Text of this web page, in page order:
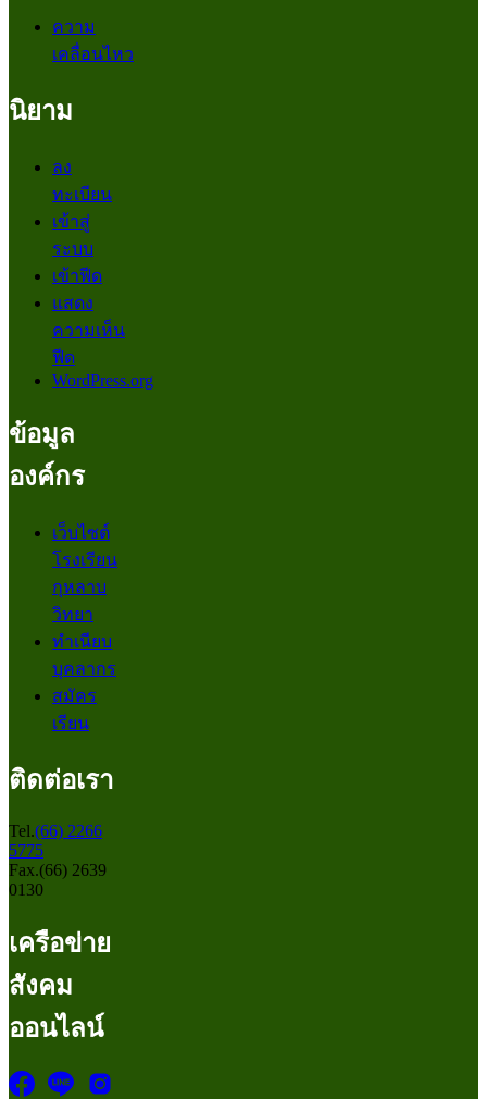
ความ
เคลื่อนไหว
นิยาม
ลง
ทะเบียน
เข้าสู่
ระบบ
เข้าฟีด
แสดง
ความเห็น
ฟีด
WordPress.org
ข้อมูล
องค์กร
เว็บไซต์
โรงเรียน
กุหลาบ
วิทยา
ทำเนียบ
บุคลากร
สมัคร
เรียน
ติดต่อเรา
Tel.(66) 2266
5775
Fax.(66) 2639
0130
เครือข่าย
สังคม
ออนไลน์